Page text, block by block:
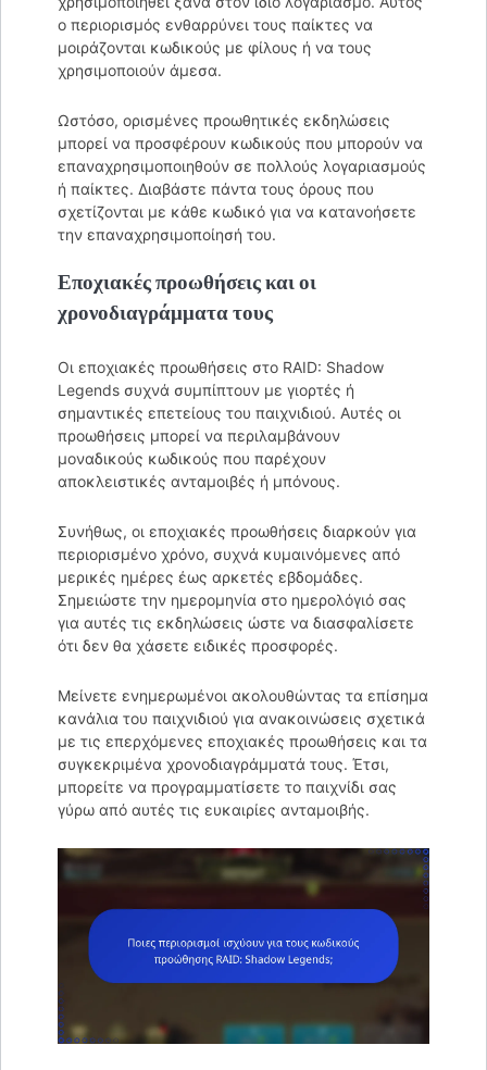
ο περιορισμός ενθαρρύνει τους παίκτες να
μοιράζονται κωδικούς με φίλους ή να τους
χρησιμοποιούν άμεσα.
Ωστόσο, ορισμένες προωθητικές εκδηλώσεις
μπορεί να προσφέρουν κωδικούς που μπορούν να
επαναχρησιμοποιηθούν σε πολλούς λογαριασμούς
ή παίκτες. Διαβάστε πάντα τους όρους που
σχετίζονται με κάθε κωδικό για να κατανοήσετε
την επαναχρησιμοποίησή του.
Εποχιακές προωθήσεις και οι
χρονοδιαγράμματα τους
Οι εποχιακές προωθήσεις στο RAID: Shadow
Legends συχνά συμπίπτουν με γιορτές ή
σημαντικές επετείους του παιχνιδιού. Αυτές οι
προωθήσεις μπορεί να περιλαμβάνουν
μοναδικούς κωδικούς που παρέχουν
αποκλειστικές ανταμοιβές ή μπόνους.
Συνήθως, οι εποχιακές προωθήσεις διαρκούν για
περιορισμένο χρόνο, συχνά κυμαινόμενες από
μερικές ημέρες έως αρκετές εβδομάδες.
Σημειώστε την ημερομηνία στο ημερολόγιό σας
για αυτές τις εκδηλώσεις ώστε να διασφαλίσετε
ότι δεν θα χάσετε ειδικές προσφορές.
Μείνετε ενημερωμένοι ακολουθώντας τα επίσημα
κανάλια του παιχνιδιού για ανακοινώσεις σχετικά
με τις επερχόμενες εποχιακές προωθήσεις και τα
συγκεκριμένα χρονοδιαγράμματά τους. Έτσι,
μπορείτε να προγραμματίσετε το παιχνίδι σας
γύρω από αυτές τις ευκαιρίες ανταμοιβής.